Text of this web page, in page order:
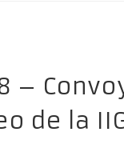
–
de la